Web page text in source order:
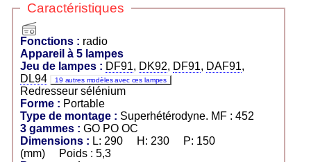
Caractéristiques
Fonctions : radio
Appareil à 5 lampes
Jeu de lampes : DF91, DK92, DF91, DAF91,
DL94
19 autres modèles avec ces lampes
Redresseur sélénium
Forme : Portable
Type de montage : Superhétérodyne. MF : 452
3 gammes :
GO PO OC
Dimensions : L: 290 H: 230 P: 150
(mm) Poids : 5,3